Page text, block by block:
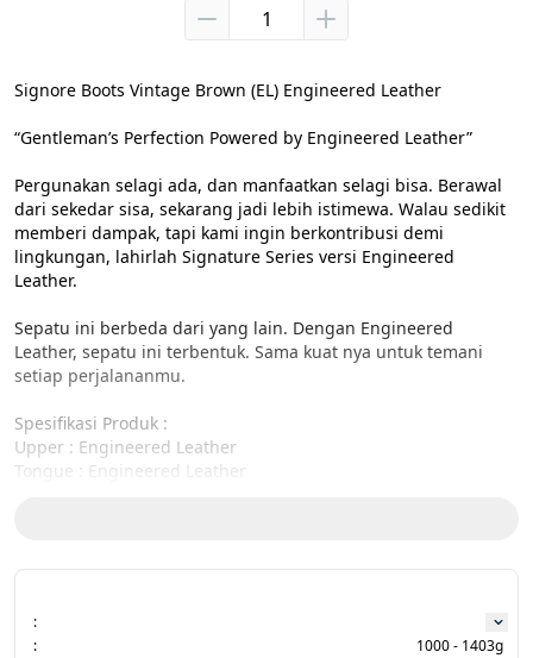
Signore Boots Vintage Brown (EL) Engineered Leather
“Gentleman’s Perfection Powered by Engineered Leather”
Pergunakan selagi ada, dan manfaatkan selagi bisa. Berawal
dari sekedar sisa, sekarang jadi lebih istimewa. Walau sedikit
memberi dampak, tapi kami ingin berkontribusi demi
lingkungan, lahirlah Signature Series versi Engineered
Leather.
Sepatu ini berbeda dari yang lain. Dengan Engineered
Leather, sepatu ini terbentuk. Sama kuat nya untuk temani
setiap perjalananmu.
Spesifikasi Produk :
Upper : Engineered Leather
Tongue : Engineered Leather
Insole : EVA + Mesh Combination
Size Charts:
:
:
1000 - 1403g